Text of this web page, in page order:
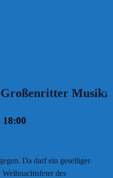
18:00
Da darf ein geselliger
des